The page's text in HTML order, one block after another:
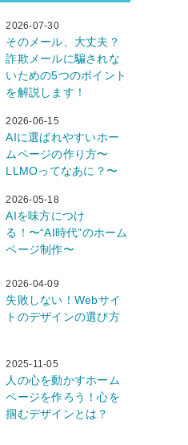
2026-07-30
そのメール、大丈夫？
詐欺メールに騙されな
いための5つのポイント
を解説します！
2026-06-15
AIに選ばれやすいホー
ムページの作り方〜
LLMOってなあに？〜
2026-05-18
AIを味方につけ
る！〜“AI時代”のホーム
ページ制作〜
2026-04-09
失敗しない！Webサイ
トのデザインの選び方
2025-11-05
人の心を動かすホーム
ページを作ろう！心を
掴むデザインとは？